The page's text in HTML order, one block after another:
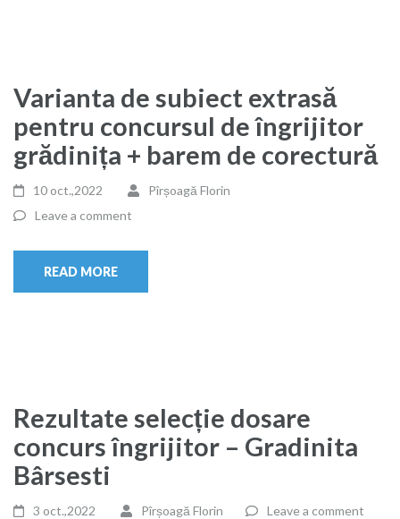
Varianta de subiect extrasă
pentru concursul de îngrijitor
grădinița + barem de corectură
10 oct.,2022
Pîrșoagă Florin
Leave a comment
READ MORE
Rezultate selecție dosare
concurs îngrijitor – Gradinita
Bârsesti
3 oct.,2022 Pîrșoagă Florin Leave a comment